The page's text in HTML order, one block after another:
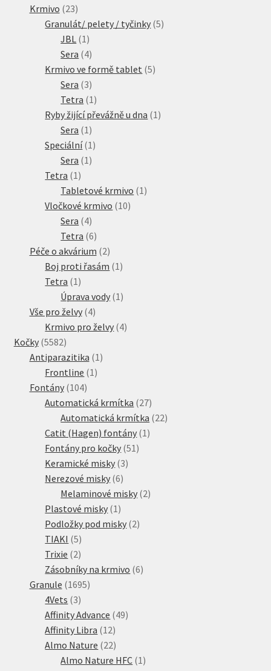
Krmivo 2323
produktů
Granulát/ pelety / tyčinky 55
JBL 1 1
produkt
Sera 44
produkty
Krmivo ve formě tablet 55
Sera 33
produkty
Tetra 1 1
produkt
Ryby žijící převážně u dna 1 1
Sera 1 1
produkt
Speciální 1 1
Sera 1 1
Tetra 1 1
produkt
Tabletové krmivo 1 1
Vločkové krmivo 1010
Sera 44
produkty
Tetra 66
produktů
Péče o akvárium 22
produkty
Boj proti řasám 1 1
Tetra 1 1
produkt
Úprava vody 1 1
Vše pro želvy 44
produkty
Krmivo pro želvy 44
Kočky 55825582
produktů
Antiparazitika 1 1
Frontline 1 1
Fontány 104104
produktů
Automatická krmítka 2727
produktů
Automatická krmítka 2222
Catit (Hagen) fontány 1 1
Fontány pro kočky 51 51
Keramické misky 33
Nerezové misky 66
produktů
Melaminové misky 22
Plastové misky 1 1
produkt
Podložky pod misky 22
TIAKI 55
produktů
Trixie 22
produkty
Zásobníky na krmivo 66
Granule 16951695
4Vets 33
produkty
Affinity Advance 4949
Affinity Libra 1212
produktů
Almo Nature 2222
produktů
Almo Nature HFC 1 1